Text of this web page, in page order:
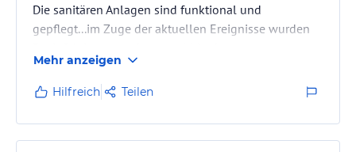
Die sanitären Anlagen sind funktional und
gepflegt...im Zuge der aktuellen Ereignisse wurden
Toilettenkabinen und vor den Waschhäusern
positioniert - Super! Es gibt die Möglichkeit Wäsche
Auf dem Platz gibt es einen Markt für den täglichen
Bedarf, ganzwöchig geöffnet jeweils bis 21.00Uhr.
Mehr anzeigen
Hilfreich Teilen